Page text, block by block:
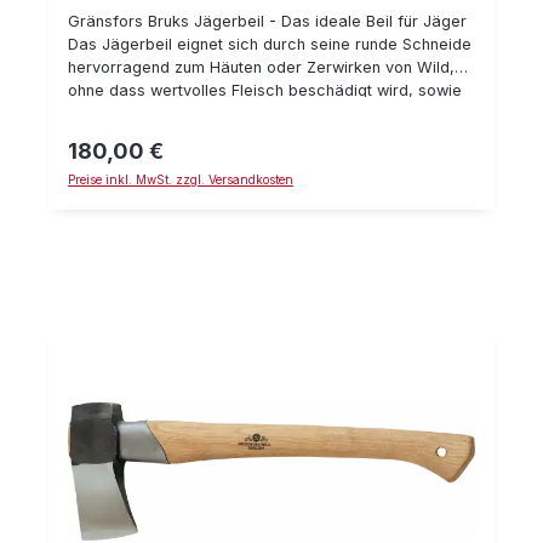
Gränsfors Bruks Jägerbeil - Das ideale Beil für Jäger
Das Jägerbeil eignet sich durch seine runde Schneide
hervorragend zum Häuten oder Zerwirken von Wild,
ohne dass wertvolles Fleisch beschädigt wird, sowie
der Jagdhütte, der in keiner gut sortierten
Jagdausstattung fehlen sollte. Technische Daten:
Regulärer Preis:
180,00 €
Preise inkl. MwSt. zzgl. Versandkosten